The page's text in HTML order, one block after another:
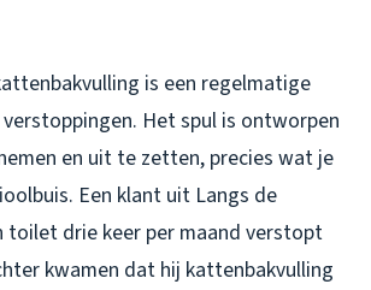
is een regelmatige
Het spul is ontworpen
en uit te zetten, precies wat je
Een klant uit Langs de
toilet drie keer per maand verstopt
kwamen dat hij kattenbakvulling